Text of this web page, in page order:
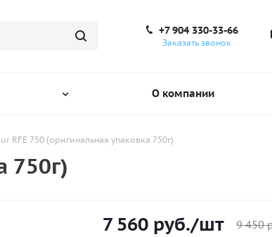
+7 904 330-33-66
Заказать звонок
О компании
RFE 750 (оригинальная упаковка 750г)
750г)
7 560 руб./шт 9 450